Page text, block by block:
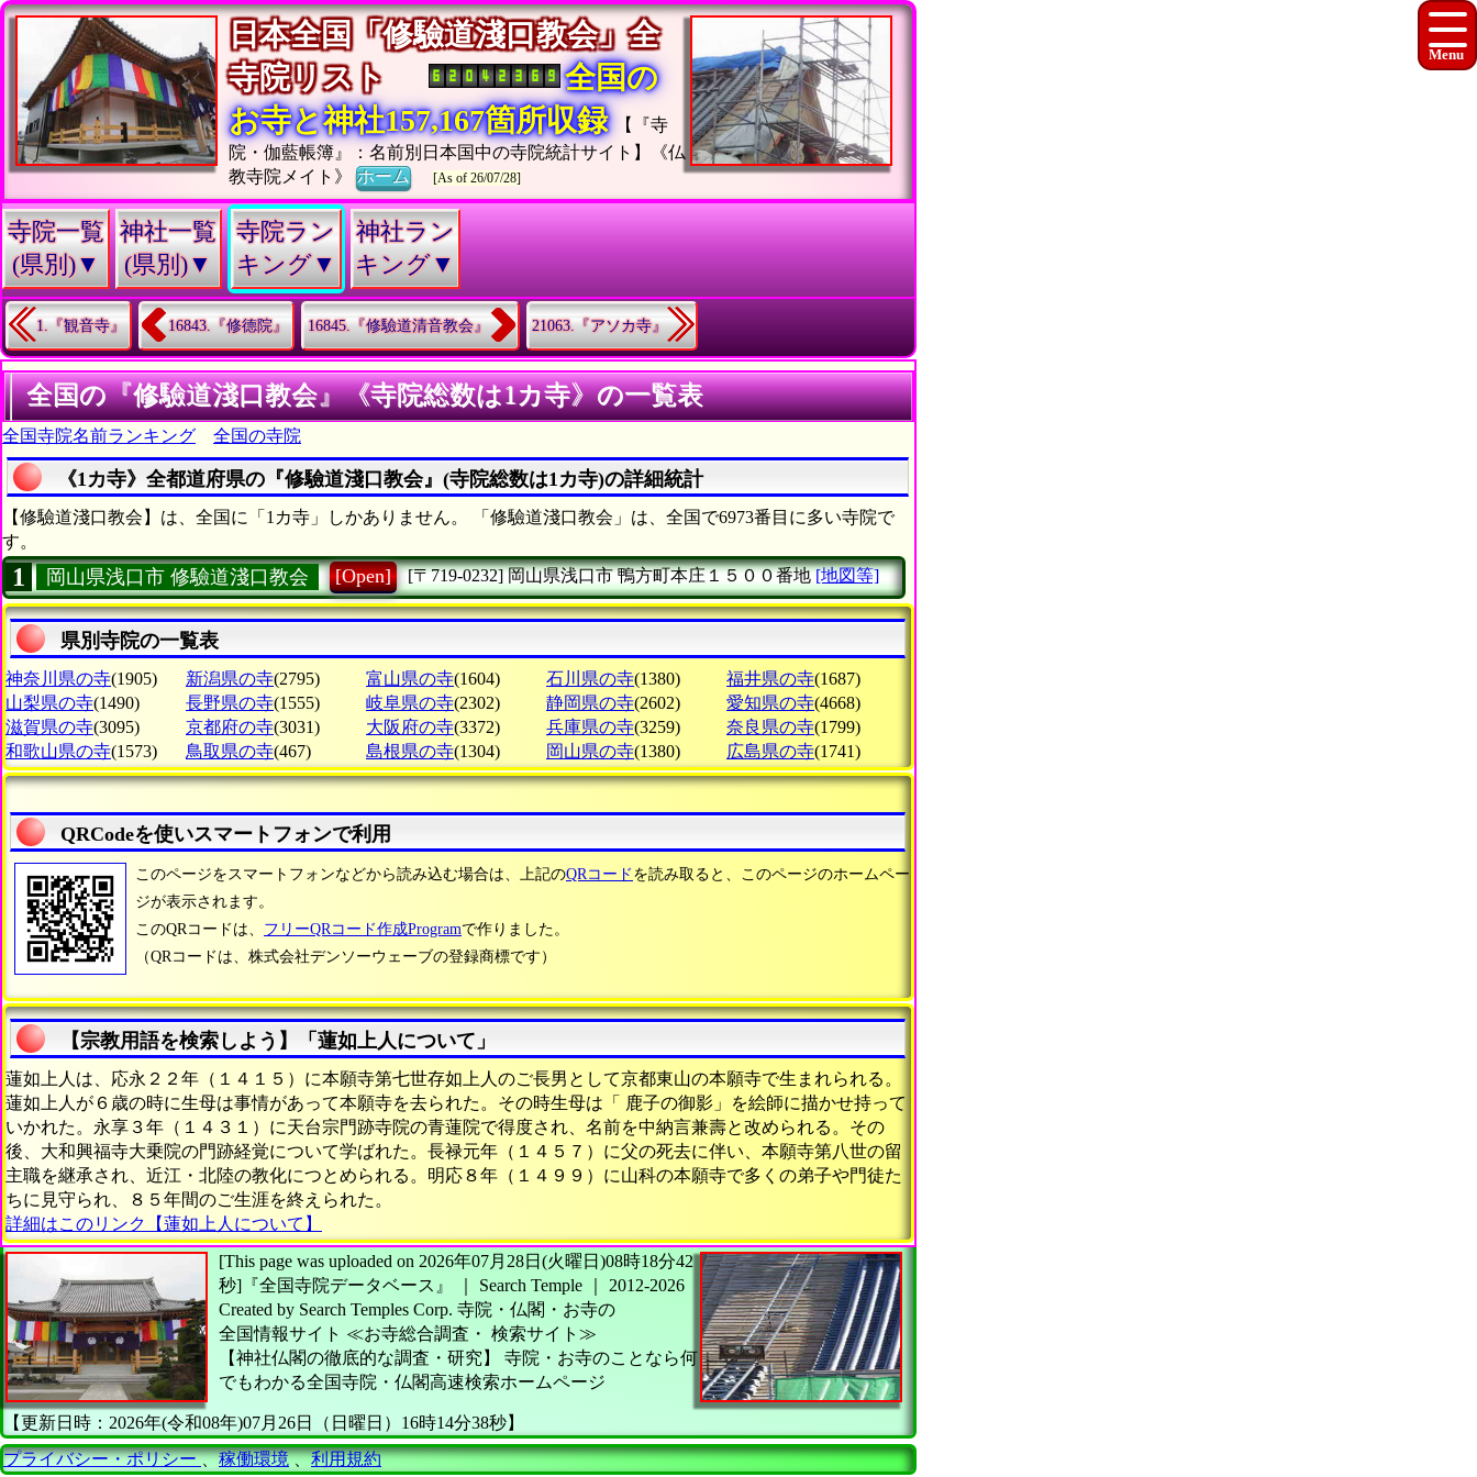
日本全国「修驗道淺口教会」全
寺院リスト
全国の
お寺と神社157,167箇所収録
【『寺
院・伽藍帳簿』：名前別日本国中の寺院統計サイト】《仏
教寺院メイト》ホーム [As of 26/07/28]
寺院一覧
(県別)▼
神社一覧
(県別)▼
寺院ラン
キング▼
神社ラン
キング▼
1.『観音寺』 16843.『修德院』 16845.『修驗道清音教会』 21063.『アソカ寺』
全国の『修驗道淺口教会』《寺院総数は1カ寺》の一覧表
全国寺院名前ランキング 全国の寺院
《1カ寺》全都道府県の『修驗道淺口教会』(寺院総数は1カ寺)の詳細統計
【修驗道淺口教会】は、全国に「1カ寺」しかありません。 「修驗道淺口教会」は、全国で6973番目に多い寺院で
す。
1 岡山県浅口市 修驗道淺口教会 [Open] [〒719-0232] 岡山県浅口市鴨方町本庄１５００番地 [地図等]
県別寺院の一覧表
神奈川県の寺(1905) 新潟県の寺(2795) 富山県の寺(1604) 石川県の寺(1380) 福井県の寺(1687)
山梨県の寺(1490) 長野県の寺(1555) 岐阜県の寺(2302) 静岡県の寺(2602) 愛知県の寺(4668)
滋賀県の寺(3095) 京都府の寺(3031) 大阪府の寺(3372) 兵庫県の寺(3259) 奈良県の寺(1799)
和歌山県の寺(1573) 鳥取県の寺(467) 島根県の寺(1304) 岡山県の寺(1380) 広島県の寺(1741)
QRCodeを使いスマートフォンで利用
このページをスマートフォンなどから読み込む場合は、上記のQRコード を読み取ると、このページのホームペー
ジが表示されます。
このQRコードは、 フリーQRコード作成Programで作りました。
（QRコードは、株式会社デンソーウェーブの登録商標です）
【宗教用語を検索しよう】「蓮如上人について」
蓮如上人は、応永２２年（１４１５）に本願寺第七世存如上人のご長男として京都東山の本願寺で生まれられる。
蓮如上人が６歳の時に生母は事情があって本願寺を去られた。その時生母は「 鹿子の御影」を絵師に描かせ持って
いかれた。永享３年（１４３１）に天台宗門跡寺院の青蓮院で得度され、名前を中納言兼壽と改められる。その
後、大和興福寺大乗院の門跡経覚について学ばれた。長禄元年（１４５７）に父の死去に伴い、本願寺第八世の留
主職を継承され、近江・北陸の教化につとめられる。明応８年（１４９９）に山科の本願寺で多くの弟子や門徒た
ちに見守られ、８５年間のご生涯を終えられた。
詳細はこのリンク【蓮如上人について】
[This page was uploaded on 2026年07月28日(火曜日)08時18分42
秒] 『全国寺院データベース』 ｜ Search Temple
2012-2026
Created by Search Temples Corp. 寺院・仏閣・お寺の
全国情報サイト ≪お寺総合調査・ 検索サイト≫
【神社仏閣の徹底的な調査・研究】
寺院・お寺のことなら何
でもわかる全国寺院・仏閣高速検索ホームページ
【更新日時：2026年(令和08年)07月26日（日曜日）16時14分38秒】
プライバシー・ポリシー、稼働環境、利用規約